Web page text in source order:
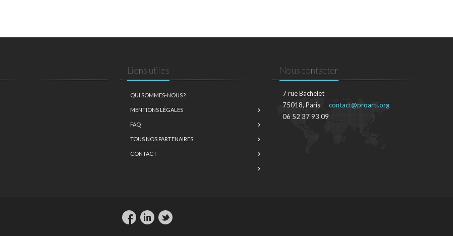
Liens utiles
QUI SOMMES-NOUS ?
MENTIONS LÉGALES
FAQ
TOUS NOS PARTENAIRES
CONTACT
Nous contacter
7 rue Bachelet
75018, Paris
06 52 37 93 09
contact@proarti.org